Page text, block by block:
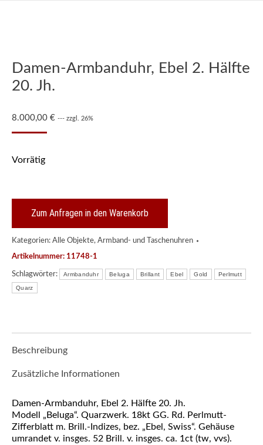
Damen-Armbanduhr, Ebel 2. Hälfte
20. Jh.
8.000,00 € --- zzgl. 26%
Vorrätig
Zum Anfragen in den Warenkorb
Kategorien: Alle Objekte, Armband- und Taschenuhren
Artikelnummer: 11748-1
Schlagwörter: Armbanduhr Beluga Brillant Ebel Gold Perlmutt
Quarz
Beschreibung
Zusätzliche Informationen
Damen-Armbanduhr, Ebel 2. Hälfte 20. Jh.
Modell „Beluga“. Quarzwerk. 18kt GG. Rd. Perlmutt-
Zifferblatt m. Brill.-Indizes, bez. „Ebel, Swiss“. Gehäuse
umrandet v. insges. 52 Brill. v. insges. ca. 1ct (tw, vvs).